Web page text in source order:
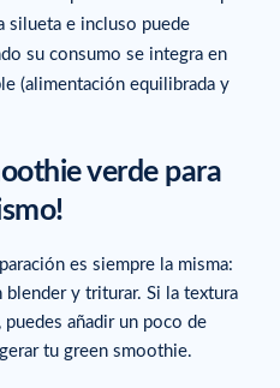
silueta e incluso puede
su consumo se integra en
(alimentación equilibrada y
verde para
es siempre la misma:
y triturar. Si la textura
puedes añadir un poco de
tu green smoothie.